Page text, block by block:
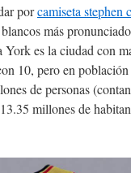
porcamiseta stephen
más
es la ciudad con
10, pero en
de personas
millones de